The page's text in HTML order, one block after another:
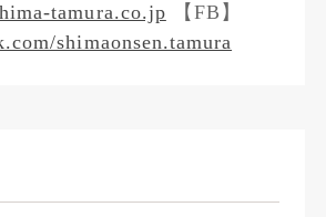
tamura.co.jp 【FB】
shimaonsen.tamura